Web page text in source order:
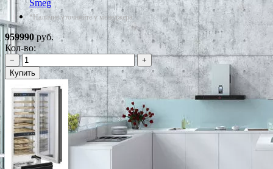
Smeg
*Наличие уточняйте у менеджера
959990руб.
Кол-во:
−
+
Купить